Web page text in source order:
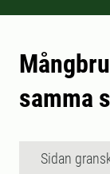
samma
Sidan